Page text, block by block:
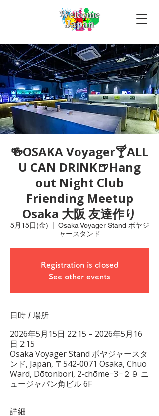
🍻OSAKA Voyager🍸ALL
U CAN DRINK🍺Hang
out Night Club
Friending Meetup
Osaka 大阪 友達作り
5月15日(金)
Osaka Voyager Stand ボヤジ
ャースタンド
Registration is closed
See other events
日時 / 場所
2026年5月15日 22:15 – 2026年5月16
日 2:15
Osaka Voyager Stand ボヤジャースタ
ンド, Japan, 〒542-0071 Osaka, Chuo
Ward, Dōtonbori, 2-chōme−3−２９ ニ
ュージャパン角ビル 6F
詳細